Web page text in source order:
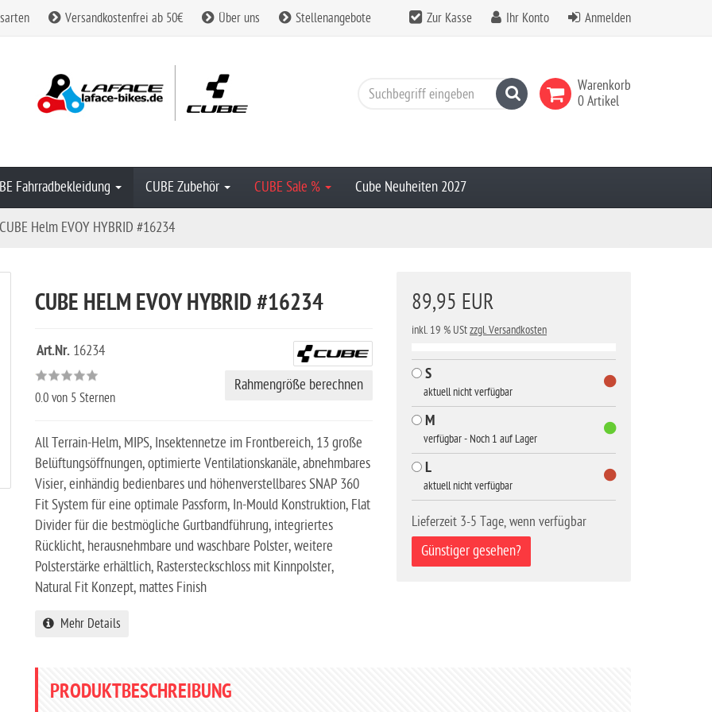
Versandkostenfrei ab 50€ Über uns Stellenangebote Zur Kasse Ihr Konto Anmelden
Warenkorb
0 Artikel
Suchen
Fahrradbekleidung CUBE Zubehör CUBE Sale % Cube Neuheiten 2027
CUBE Helm EVOY HYBRID #16234
89,95 EUR
inkl. 19 % UStzzgl. Versandkosten
S
aktuell nicht verfügbar
M
verfügbar - Noch 1 auf Lager
L
aktuell nicht verfügbar
Lieferzeit 3-5 Tage, wenn verfügbar
Günstiger gesehen?
CUBE HELM EVOY HYBRID #16234
Art.Nr. 16234
0.0 von 5 Sternen
Rahmengröße berechnen
All Terrain-Helm, MIPS, Insektennetze im Frontbereich, 13 große
Belüftungsöffnungen, optimierte Ventilationskanäle, abnehmbares
Visier, einhändig bedienbares und höhenverstellbares SNAP 360
Fit System für eine optimale Passform, In-Mould Konstruktion, Flat
Divider für die bestmögliche Gurtbandführung, integriertes
Rücklicht, herausnehmbare und waschbare Polster, weitere
Polsterstärke erhältlich, Rastersteckschloss mit Kinnpolster,
Natural Fit Konzept, mattes Finish
Mehr Details
PRODUKTBESCHREIBUNG